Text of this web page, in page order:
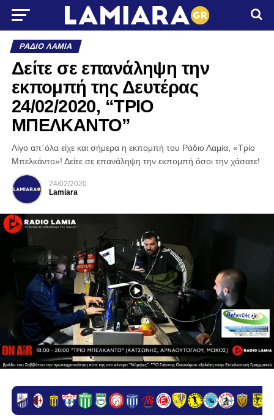
ΡΆΔΙΟ ΛΑΜΊΑ
Δείτε σε επανάληψη την
εκπομπή της Δευτέρας
24/02/2020, “ΤΡΙΟ
ΜΠΕΛΚΑΝΤΟ”
Λίγο απ΄όλα είχε και σήμερα η εκπομπή του Ράδιο Λαμία, «Τρίο
Μπελκάντο»! Δείτε σε επανάληψη την εκπομπή όσοι την χάσατε!
24/02/2020
Lamiara